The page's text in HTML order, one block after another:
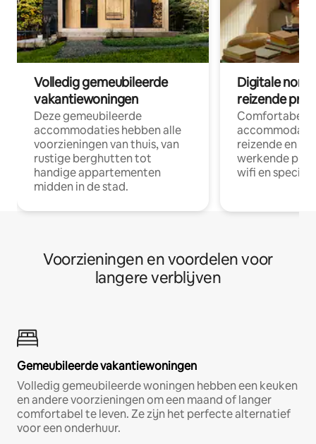
Volledig gemeubileerde
vakantiewoningen
Deze gemeubileerde
accommodaties hebben alle
voorzieningen van thuis, van
rustige berghutten tot
handige appartementen
midden in de stad.
Digitale
reizende
Comfortabele
reizende en
werkende
wifi en
Voorzieningen en voordelen voor
langere verblijven
Gemeubileerde vakantiewoningen
Volledig gemeubileerde woningen hebben een keuken
en andere voorzieningen om een maand of langer
comfortabel te leven. Ze zijn het perfecte alternatief
voor een onderhuur.